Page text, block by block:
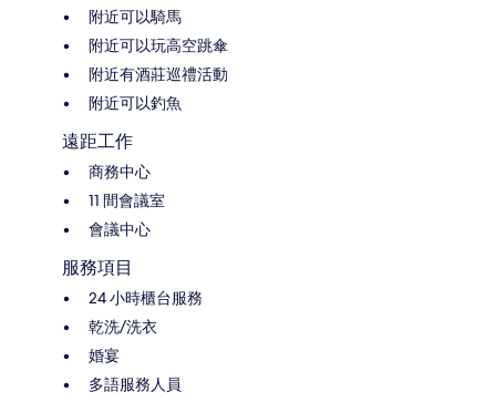
附近可以騎馬
附近可以玩高空跳傘
附近有酒莊巡禮活動
附近可以釣魚
遠距工作
商務中心
11 間會議室
會議中心
服務項目
24 小時櫃台服務
乾洗/洗衣
婚宴
多語服務人員